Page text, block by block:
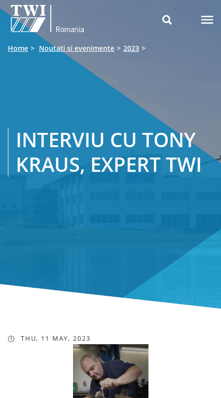

Home Noutati si evenimente 2023
INTERVIU CU TONY
KRAUS, EXPERT TWI
THU, 11 MAY, 2023